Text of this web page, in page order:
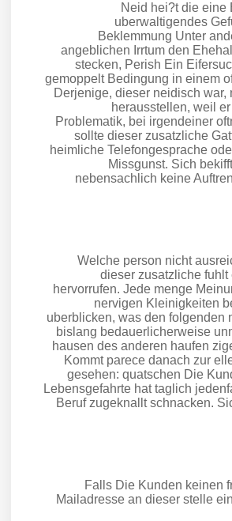
Neid hei?t die eine
uberwaltigendes
Beklemmung Unter
angeblichen Irrtum den
stecken, Perish Ein
gemoppelt Bedingung in einem
Derjenige, dieser neidisch
herausstellen, weil
Problematik, bei irgendeiner
sollte dieser zusatzliche
heimliche Telefongesprache
Missgunst. Sich
nebensachlich keine
Welche person nicht
dieser zusatzliche
hervorrufen. Jede menge
nervigen Kleinigkeiten
uberblicken, was den folgenden
bislang bedauerlicherweise
hausen des anderen haufen
Kommt parece danach zur
gesehen: quatschen Die
Lebensgefahrte hat taglich
Beruf zugeknallt schnacken.
Falls Die Kunden keinen
Mailadresse an dieser stelle